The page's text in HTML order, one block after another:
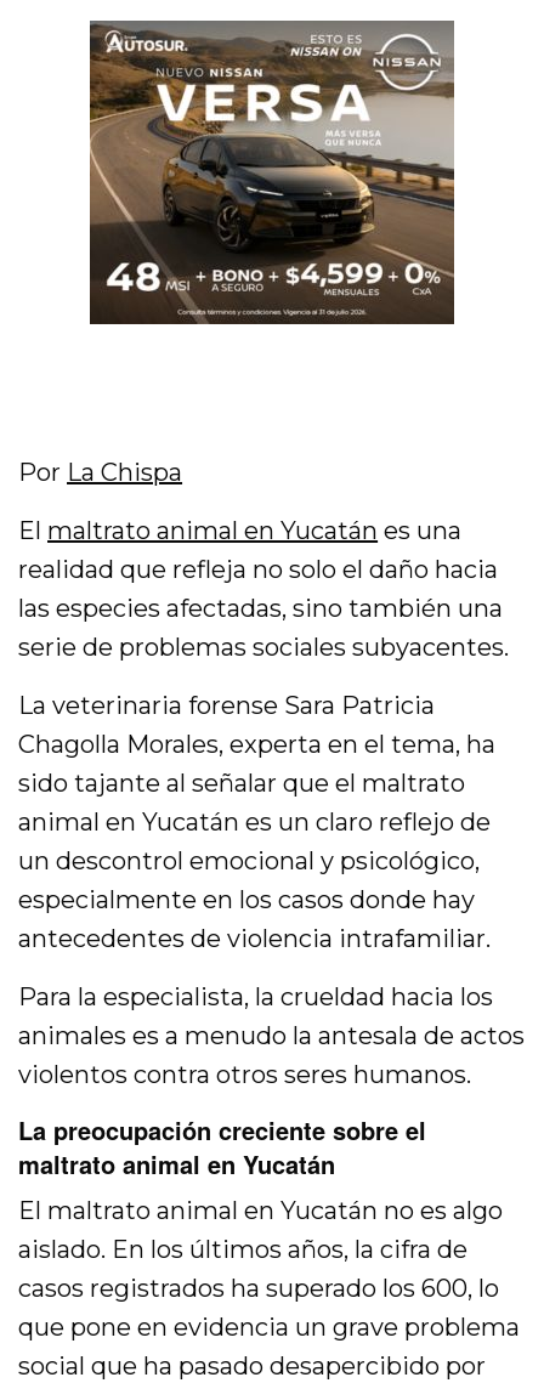
Por La Chispa
El maltrato animal en Yucatán es una
realidad que refleja no solo el daño hacia
las especies afectadas, sino también una
serie de problemas sociales subyacentes.
La veterinaria forense Sara Patricia
Chagolla Morales, experta en el tema, ha
sido tajante al señalar que el maltrato
animal en Yucatán es un claro reflejo de
un descontrol emocional y psicológico,
especialmente en los casos donde hay
antecedentes de violencia intrafamiliar.
Para la especialista, la crueldad hacia los
animales es a menudo la antesala de actos
violentos contra otros seres humanos.
La preocupación creciente sobre el
maltrato animal en Yucatán
El maltrato animal en Yucatán no es algo
aislado. En los últimos años, la cifra de
casos registrados ha superado los 600, lo
que pone en evidencia un grave problema
social que ha pasado desapercibido por